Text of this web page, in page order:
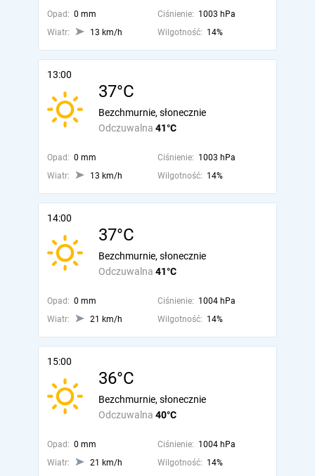
Opad: 0 mm Ciśnienie: 1003 hPa
Wiatr:
13 km/h Wilgotność: 14%
13:00
37°C
Odczuwalna 41°C
Bezchmurnie, słonecznie
Opad: 0 mm Ciśnienie: 1003 hPa
Wiatr:
13 km/h Wilgotność: 14%
14:00
37°C
Odczuwalna 41°C
Bezchmurnie, słonecznie
Opad: 0 mm Ciśnienie: 1004 hPa
Wiatr:
21 km/h Wilgotność: 14%
15:00
36°C
Odczuwalna 40°C
Bezchmurnie, słonecznie
Opad: 0 mm Ciśnienie: 1004 hPa
Wiatr:
21 km/h Wilgotność: 14%